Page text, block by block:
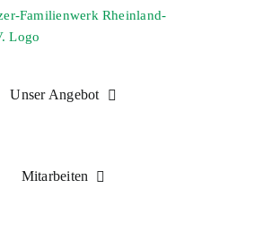
Unser Angebot
Mitarbeiten